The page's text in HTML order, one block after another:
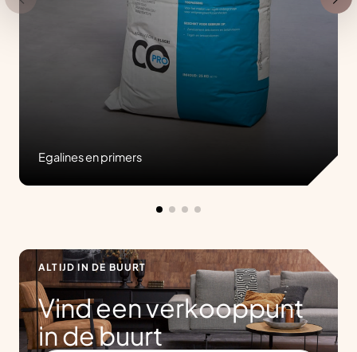
Egalines en primers
ALTIJD IN DE BUURT
Vind een verkooppunt
in de buurt